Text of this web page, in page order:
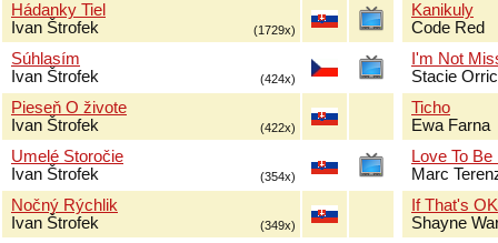
Hádanky Tiel
Ivan Štrofek
(1729x)
Súhlasím
Ivan Štrofek
(424x)
Pieseň O živote
Ivan Štrofek
(422x)
Umelé Storočie
Ivan Štrofek
(354x)
Nočný Rýchlik
Ivan Štrofek
(349x)
Kanikuly
Code Red
I'm Not
Stacie
Ticho
Ewa Farna
Love To
Marc
If That's
Shayne